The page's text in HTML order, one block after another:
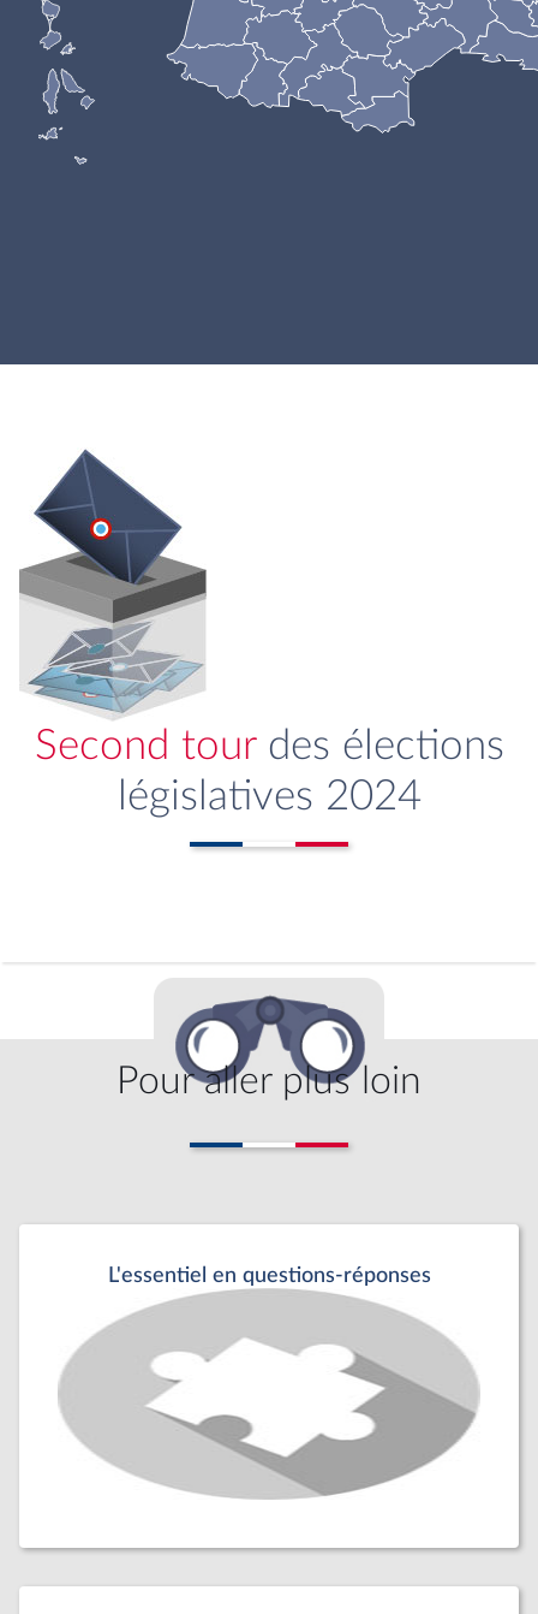
Second tourdes élections
législatives 2024
Pour aller plus loin
L'essentiel en questions-réponses